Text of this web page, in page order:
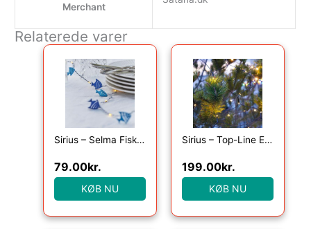
Merchant
Relaterede varer
Sirius – Selma Fisk, 20LED lyskæde, Blå, 2m+30cm
79.00kr.
KØB NU
Sirius – Top-Line Energy Net Supplementsæt 100L
199.00kr.
KØB NU